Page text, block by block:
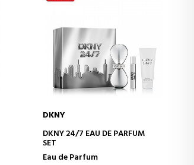
AGGIUNGI AL CARRELLO
DKNY
DKNY 24/7 EAU DE PARFUM
SET
Eau de Parfum